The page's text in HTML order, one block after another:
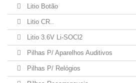
Litio Botão
Litio CR..
Litio 3.6V Li-SOCl2
Pilhas P/ Aparelhos Auditivos
Pilhas P/ Relógios